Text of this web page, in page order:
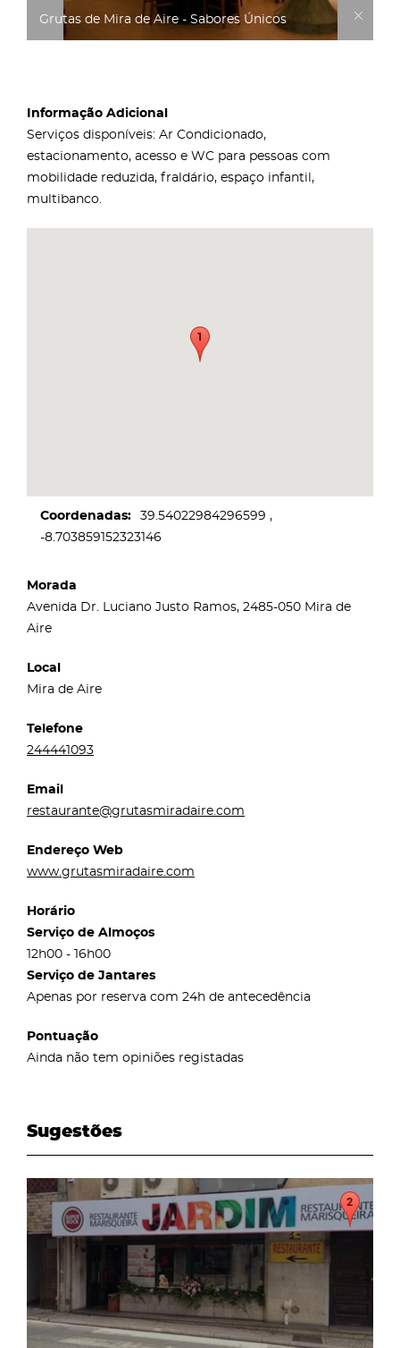
Grutas de Mira de Aire - Sabores Únicos
Informação Adicional
Serviços disponíveis: Ar Condicionado,
estacionamento, acesso e WC para pessoas com
mobilidade reduzida, fraldário, espaço infantil,
multibanco.
Coordenadas
39.54022984296599
-8.703859152323146
Morada
Avenida Dr. Luciano Justo Ramos, 2485-050 Mira de
Aire
Local
Mira de Aire
Telefone
244441093
Email
restaurante@grutasmiradaire.com
Endereço Web
www.grutasmiradaire.com
Horário
Serviço de Almoços
12h00 - 16h00
Serviço de Jantares
Apenas por reserva com 24h de antecedência
Pontuação
Ainda não tem opiniões registadas
Sugestões
page